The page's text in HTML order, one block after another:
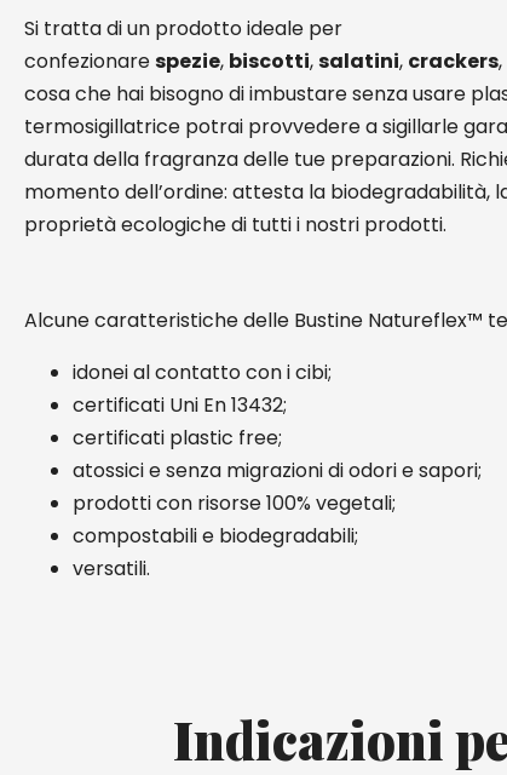
Si tratta di un prodotto ideale per
confezionarespezie, biscotti,salatini, crackers,
cosa che hai bisogno di imbustare senza usare
termosigillatrice potrai provvedere a sigillarle
durata della fragranza delle tue preparazioni.
momento dell’ordine: attesta la biodegradabilità,
proprietà ecologiche di tutti i nostri prodotti.
Alcune caratteristiche delle Bustine Natureflex™
idonei al contatto con i cibi;
certificati Uni En 13432;
certificati plastic free;
atossici e senza migrazioni di odori e sapori;
prodotti con risorse 100% vegetali;
compostabili e biodegradabili;
versatili.
Indicazioni